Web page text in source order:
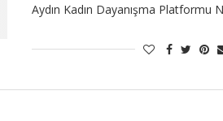
Aydın Kadın Dayanışma Platformu